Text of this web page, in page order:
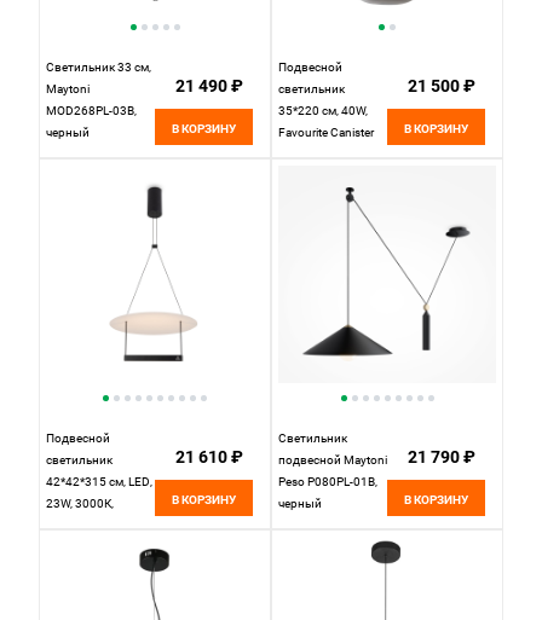
Светильник 33 см,
Maytoni
MOD268PL-03B,
черный
21 490 ₽
В КОРЗИНУ
Подвесной
светильник
35*220 см, 40W,
Favourite Canister
21 500 ₽
В КОРЗИНУ
Подвесной
светильник
42*42*315 см, LED,
23W, 3000К,
MOD280PL-L23B3K
21 610 ₽
В КОРЗИНУ
Светильник
подвесной Maytoni
Peso P080PL-01B,
черный
21 790 ₽
В КОРЗИНУ